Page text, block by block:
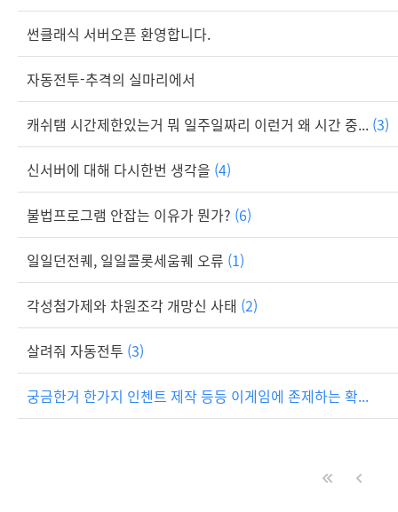
썬클래식 서버오픈 환영합니다.
자동전투-추격의 실마리에서
캐쉬탬 시간제한있는거 뭐 일주일짜리 이런거 왜 시간 중... (3)
신서버에 대해 다시한번 생각을 (4)
불법프로그램 안잡는 이유가 뭔가? (6)
일일던전퀘, 일일콜롯세움퀘 오류 (1)
각성첨가제와 차원조각 개망신 사태 (2)
살려줘 자동전투 (3)
궁금한거 한가지 인첸트 제작 등등 이게임에 존제하는 확...